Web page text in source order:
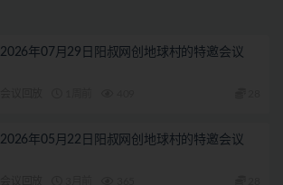
2026年07月29日阳叔网创地球村的特邀会议
2026年05月22日阳叔网创地球村的特邀会议